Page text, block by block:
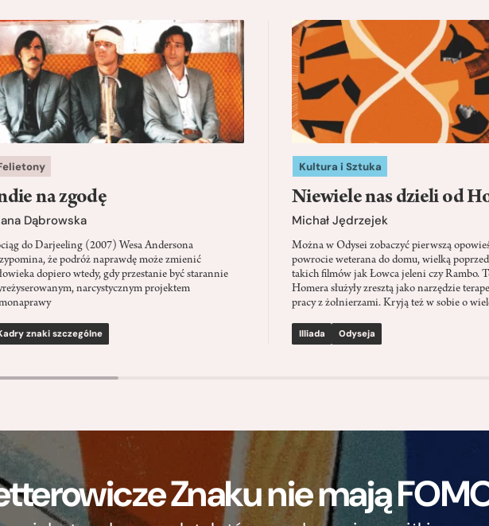
na zgodę
Dąbrowska
do Darjeeling (2007) Wesa Andersona
że podróż naprawdę może zmienić
dopiero wtedy, gdy przestanie być starannie
narcystycznym projektem
znaki szczególne
Kultura i Sztuka
Niewiele nas dzieli od
Michał Jędrzejek
Można w Odysei zobaczyć pierwszą
powrocie weterana do domu, wielką
takich filmów jak Łowca jeleni czy Rambo.
Homera służyły zresztą jako narzędzie
pracy z żołnierzami. Kryją też w sobie o
Illiada Odyseja
Znaku nie mają